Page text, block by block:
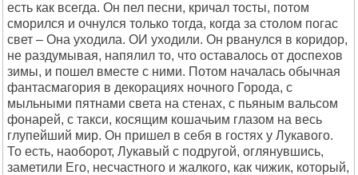
есть как всегда. Он пел песни, кричал тосты, потом
сморился и очнулся только тогда, когда за столом погас
свет – Она уходила. ОИ уходили. Он рванулся в коридор,
не раздумывая, напялил то, что оставалось от доспехов
зимы, и пошел вместе с ними. Потом началась обычная
фантасмагория в декорациях ночного Города, с
мыльными пятнами света на стенах, с пьяным вальсом
фонарей, с такси, косящим кошачьим глазом на весь
глупейший мир. Он пришел в себя в гостях у Лукавого.
То есть, наоборот, Лукавый с подругой, оглянувшись,
заметили Его, несчастного и жалкого, как чижик, который,